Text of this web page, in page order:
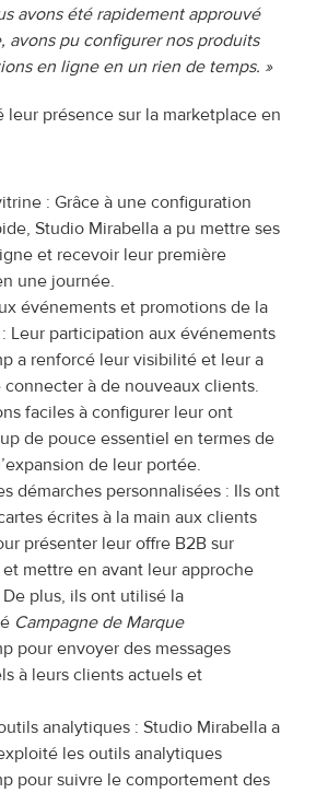
avons été rapidement approuvé
avons pu configurer nos produits
en ligne en un rien de temps. »
leur présence sur la marketplace en
: Grâce à une configuration
Studio Mirabella a pu mettre ses
et recevoir leur première
une journée.
événements et promotions de la
Leur participation aux événements
a renforcé leur visibilité et leur a
connecter à de nouveaux clients.
faciles à configurer leur ont
de pouce essentiel en termes de
de leur portée.
démarches personnalisées : Ils ont
écrites à la main aux clients
présenter leur offre B2B sur
mettre en avant leur approche
plus, ils ont utilisé la
Campagne de Marque
pour envoyer des messages
à leurs clients actuels et
analytiques : Studio Mirabella a
les outils analytiques
pour suivre le comportement des